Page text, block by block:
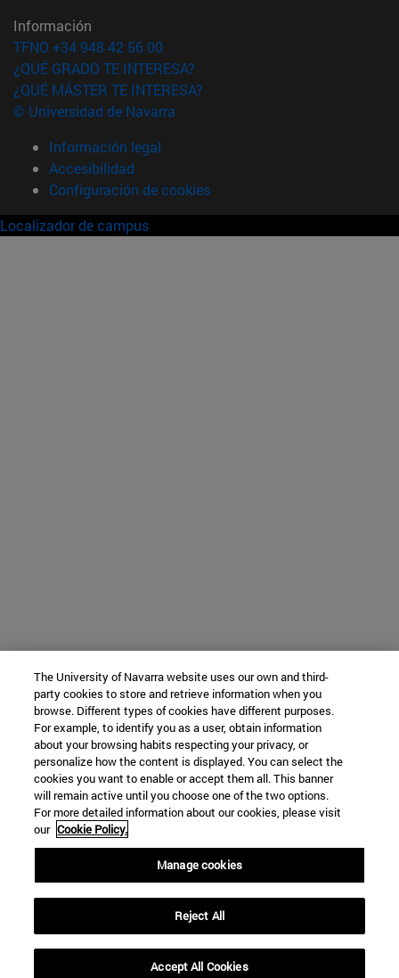
Información
TFNO +34 948 42 56 00
¿QUÉ GRADO TE INTERESA?
¿QUÉ MÁSTER TE INTERESA?
© Universidad de Navarra
Información legal
Accesibilidad
Configuración de cookies
Localizador de campus
The University of Navarra website uses our own and third-
party cookies to store and retrieve information when you
browse. Different types of cookies have different purposes.
For example, to identify you as a user, obtain information
about your browsing habits respecting your privacy, or
personalize how the content is displayed. You can select the
cookies you want to enable or accept them all. This banner
will remain active until you choose one of the two options.
For more detailed information about our cookies, please visit
our Cookie Policy.
Manage cookies
Reject All
Accept All Cookies